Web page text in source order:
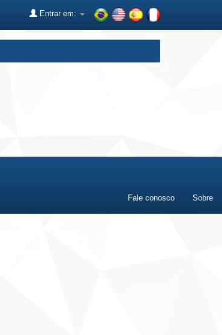
Entrar em:
Fale conosco Sobre